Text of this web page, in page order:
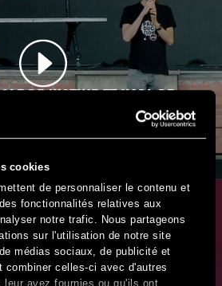
cookies
de personnaliser le contenu et
fonctionnalités relatives aux
notre trafic. Nous partageons
sur l'utilisation de notre site
médias sociaux, de publicité et
combiner celles-ci avec d'autres
leur avez fournies ou qu'ils ont
DE JUSTINE ET KARL DE
// PRÉVENTION AUPRÈS DES
FESTIVALIERS